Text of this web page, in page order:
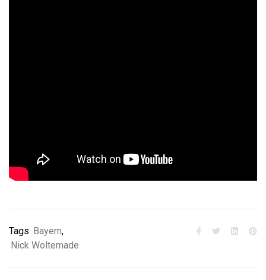
Tags Bayern,
Nick Woltemade